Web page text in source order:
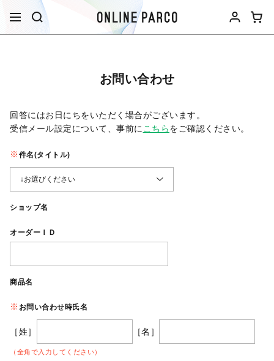
お問い合わせ
回答にはお日にちをいただく場合がございます。
受信メール設定について、事前に こちらをご確認ください。​
件名(タイトル)
ショップ名
オーダーＩＤ
商品名
お問い合わせ時氏名
［姓］ ［名］
（全角で入力してください）